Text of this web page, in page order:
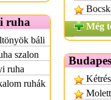
ruha
báli
szalon
ruha
ruhák
Még